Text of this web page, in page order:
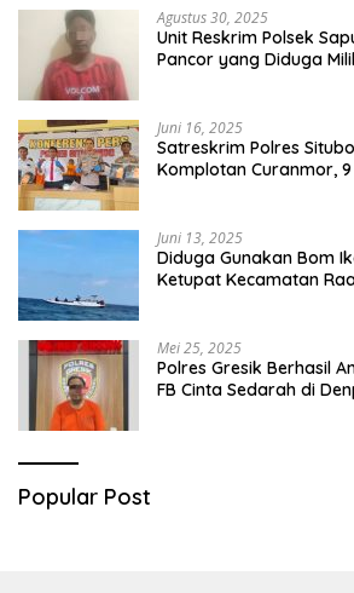
Agustus 30, 2025
Unit Reskrim Polsek
Pancor yang Diduga
Juni 16, 2025
Satreskrim Polres
Komplotan Curanmor,
Juni 13, 2025
Diduga Gunakan Bom
Ketupat Kecamatan
Mei 25, 2025
Polres Gresik Berhasil
FB Cinta Sedarah di
Popular Post